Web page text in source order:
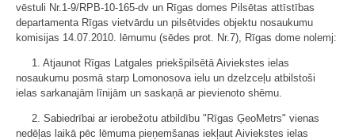
vēstuli Nr.1-9/RPB-10-165-dv un Rīgas domes Pilsētas attīstības
departamenta Rīgas vietvārdu un pilsētvides objektu nosaukumu
komisijas 14.07.2010. lēmumu (sēdes prot. Nr.7), Rīgas dome nolemj:
1. Atjaunot Rīgas Latgales priekšpilsētā Aiviekstes ielas
nosaukumu posmā starp Lomonosova ielu un dzelzceļu atbilstoši
ielas sarkanajām līnijām un saskaņā ar pievienoto shēmu.
2. Sabiedrībai ar ierobežotu atbildību "Rīgas ĢeoMetrs" vienas
nedēļas laikā pēc lēmuma pieņemšanas iekļaut Aiviekstes ielas